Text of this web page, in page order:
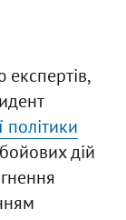
експертів,
дій